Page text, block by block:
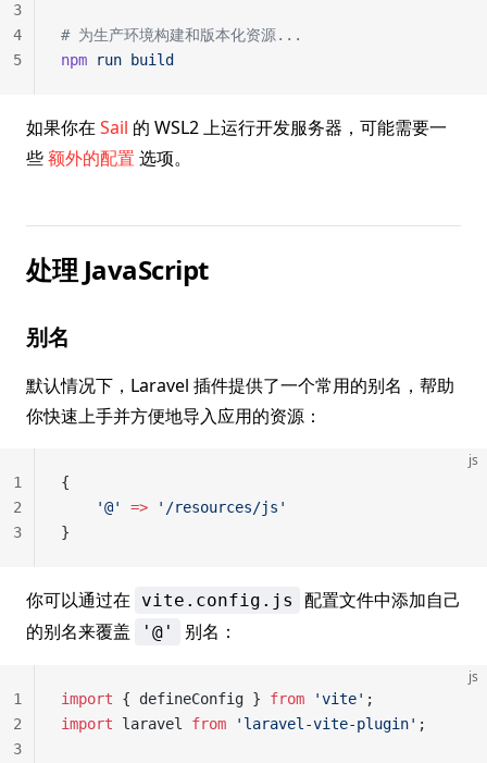
# 为生产环境构建和版本化资源...
npm run build
3
4
5
如果你在 Sail 的 WSL2 上运行开发服务器，可能需要一
些额外的配置 选项。
处理 JavaScript
别名
默认情况下，Laravel 插件提供了一个常用的别名，帮助
你快速上手并方便地导入应用的资源：
js
{
    '@'
=> '/resources/js'
}
1
2
3
你可以通过在 vite.config.js
配置文件中添加自己
的别名来覆盖
'@' 别名：
js
import { defineConfig } from 'vite' ;
import laravel from 'laravel-vite-plugin' ;
1
2
3